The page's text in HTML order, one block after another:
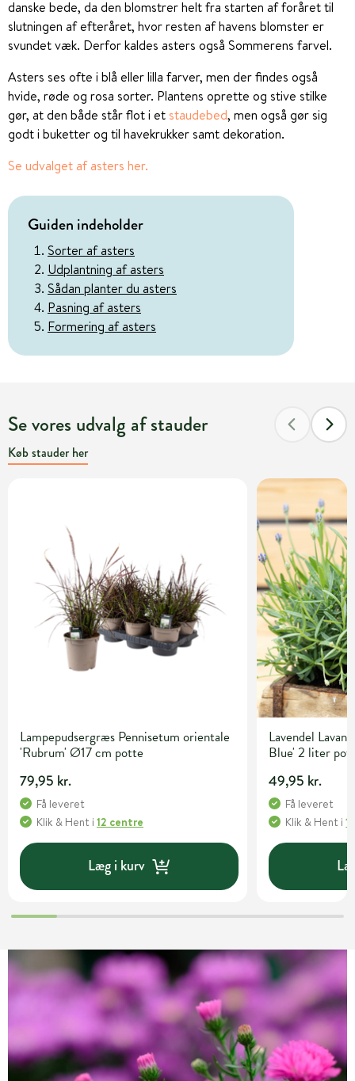
danske bede, da den blomstrer helt fra starten af foråret til
slutningen af efteråret, hvor resten af havens blomster er
svundet væk. Derfor kaldes asters også Sommerens farvel.
Asters ses ofte i blå eller lilla farver, men der findes også
hvide, røde og rosa sorter. Plantens oprette og stive stilke
gør, at den både står flot i et staudebed, men også gør sig
godt i buketter og til havekrukker samt dekoration.
Se udvalget af asters her.
Guiden indeholder
Sorter af asters
Udplantning af asters
Sådan planter du asters
Pasning af asters
Formering af asters
Se vores udvalg af stauder
Køb stauder her
Lampepudsergræs Pennisetum orientale
'Rubrum' Ø17 cm potte
79,95 kr.
Få leveret
Klik & Hent i 12 centre
Læg i kurv
Lavendel
Blue' 2 liter
49,95 kr.
Få leveret
Klik & Hent i